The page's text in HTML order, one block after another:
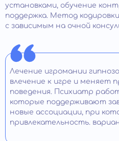
установками, обучение
поддержка. Метод
с зависимым на очной
Лечение игромании
влечение к игре и меняет
поведения. Психиатр
которые поддерживают
новые ассоциации, при
привлекательность.